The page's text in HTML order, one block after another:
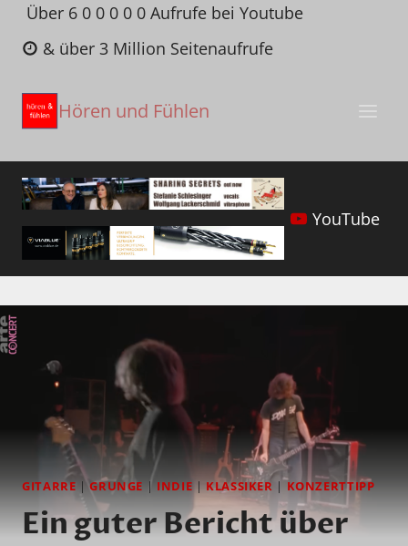
Zum
Inhalt
springen
Über 6 0 0 0 0 0 Aufrufe bei Youtube
& über 3 Million Seitenaufrufe
Hören und Fühlen
YouTube
GITARRE|GRUNGE | INDIE|KLASSIKER | KONZERTTIPP
Ein guter Bericht über